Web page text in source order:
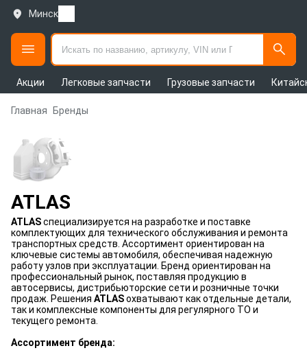
Минск
Акции Легковые запчасти Грузовые запчасти
Главная Бренды
ATLAS
ATLASспециализируется на разработке и поставке
комплектующих для технического обслуживания и ремонта
транспортных средств. Ассортимент ориентирован на
ключевые системы автомобиля, обеспечивая надежную
работу узлов при эксплуатации. Бренд ориентирован на
профессиональный рынок, поставляя продукцию в
автосервисы, дистрибьюторские сети и розничные точки
продаж. Решения ATLASохватывают как отдельные детали,
так и комплексные компоненты для регулярного ТО и
текущего ремонта.
Ассортимент бренда: